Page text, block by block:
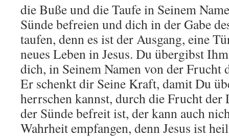
die Buße und die Taufe in Seinem
Sünde befreien und dich in der Gabe
taufen, denn es ist der Ausgang, eine
neues Leben in Jesus. Du übergibst
dich, in Seinem Namen von der Frucht
Er schenkt dir Seine Kraft, damit Du
herrschen kannst, durch die Frucht
der Sünde befreit ist, der kann auch
Wahrheit empfangen, denn Jesus ist